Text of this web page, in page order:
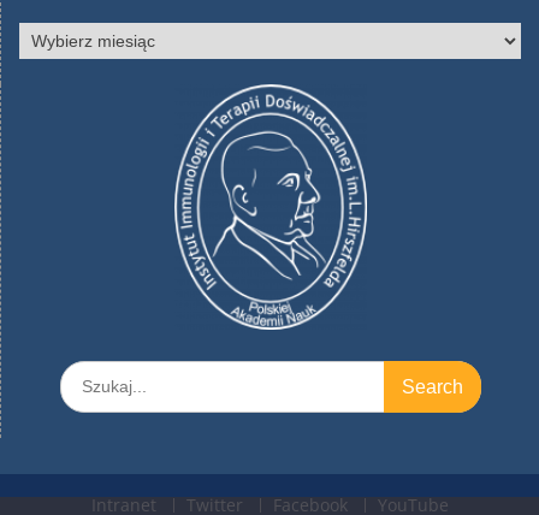
Archiwa
Search
for:
Intranet Twitter Facebook YouTube